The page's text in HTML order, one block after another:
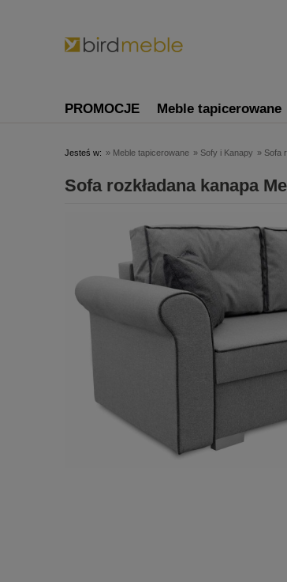
PROMOCJE Meble tapicerowane
Jesteś w: » Meble tapicerowane » Sofy i Kanapy » Sofa
Sofa rozkładana kanapa